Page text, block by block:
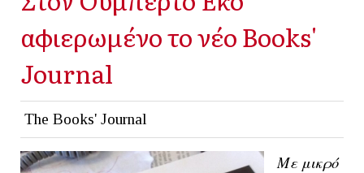
αφιερωμένο το νέο Books'
Journal
The Books' Journal
Με μικρό